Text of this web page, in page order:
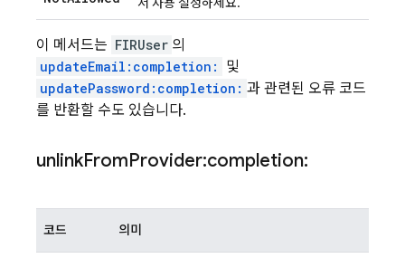
이 메서드는 FIRUser 의
updateEmail:completion: 및
updatePassword:completion: 과 관련된 오류 코드
를 반환할 수도 있습니다.
unlinkFromProvider:completion:
코드 의미